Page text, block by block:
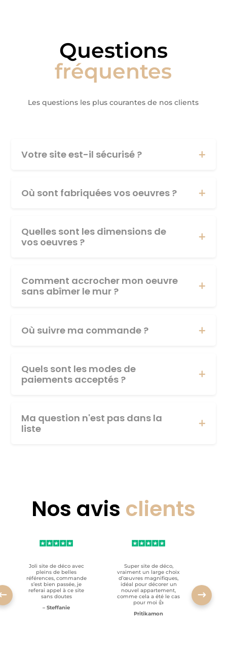
Questions
fréquentes
Les questions les plus courantes de nos clients
Votre site est-il sécurisé ?
Où sont fabriquées vos oeuvres ?
Quelles sont les dimensions de
vos oeuvres ?
Comment accrocher mon oeuvre
sans abîmer le mur ?
Où suivre ma commande ?
Quels sont les modes de
paiements acceptés ?
Ma question n'est pas dans la
liste
Nos avis clients
Joli site de déco avec
pleins de belles
références, commande
s’est bien passée, je
referai appel à ce site
sans doutes
– Steffanie
Super site de déco,
vraiment un large choix
d’œuvres magnifiques,
idéal pour décorer un
nouvel appartement,
comme cela a été le cas
pour moi 👍
Pritikamon